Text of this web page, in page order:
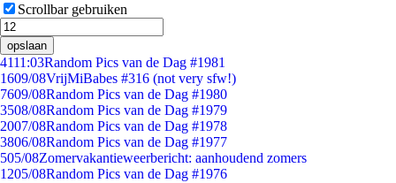
Scrollbar gebruiken
opslaan
4111:03Random Pics van de Dag #1981
1609/08VrijMiBabes #316 (not very sfw!)
7609/08Random Pics van de Dag #1980
3508/08Random Pics van de Dag #1979
2007/08Random Pics van de Dag #1978
3806/08Random Pics van de Dag #1977
505/08Zomervakantieweerbericht: aanhoudend zomers
1205/08Random Pics van de Dag #1976